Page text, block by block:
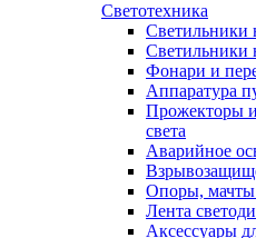
Светотехника
Светильники
Светильники
Фонари и
Аппаратура
Прожекторы
света
Аварийное
Опоры, мачты
Лента
Аксессуары